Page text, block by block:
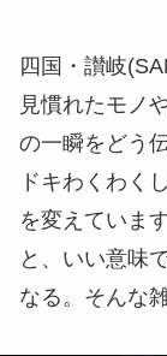
四国・讃岐
見慣れたモノ
の一瞬をどう
ドキわくわく
を変えていま
と、いい意味
なる。そんな